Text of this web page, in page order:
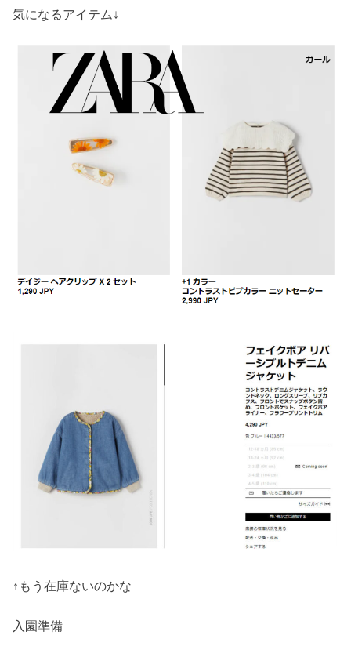
気になるアイテム↓
↑もう在庫ないのかな
入園準備